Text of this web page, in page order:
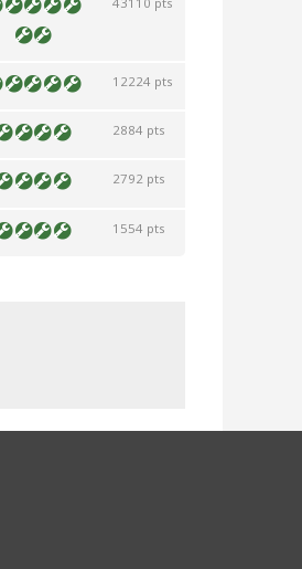
12224 pts
2884 pts
2792 pts
1554 pts